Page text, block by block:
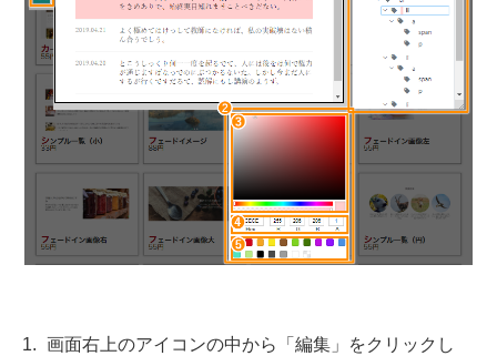
画面右上のアイコンの中から「編集」をクリックし